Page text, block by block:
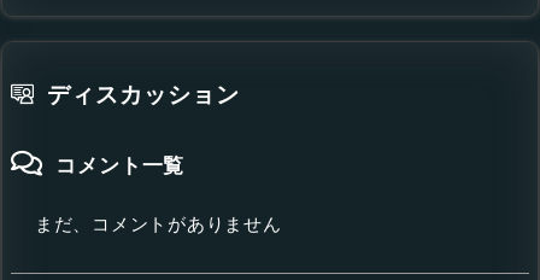
ディスカッション
コメント一覧
まだ、コメントがありません